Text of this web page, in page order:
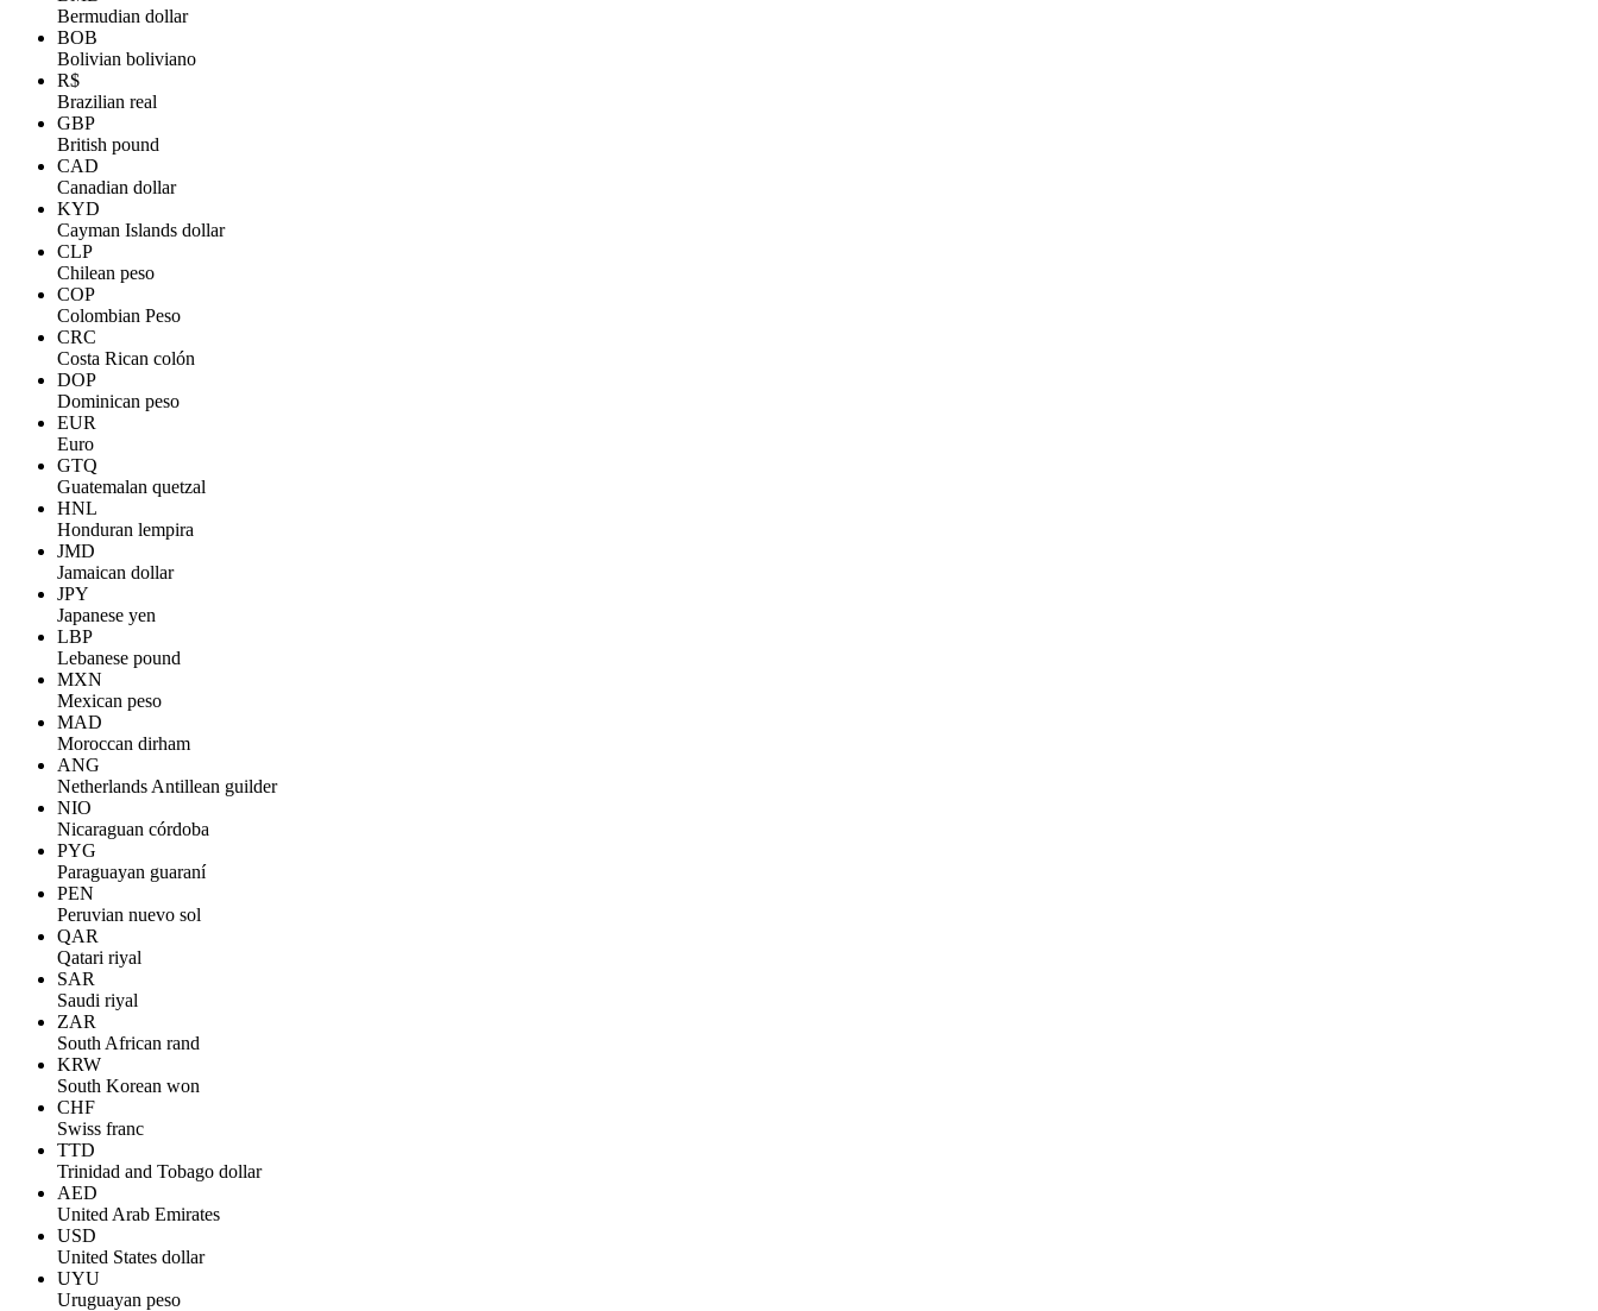
Bermudian dollar
BOB
Bolivian boliviano
R$
Brazilian real
GBP
British pound
CAD
Canadian dollar
KYD
Cayman Islands dollar
CLP
Chilean peso
COP
Colombian Peso
CRC
Costa Rican colón
DOP
Dominican peso
EUR
Euro
GTQ
Guatemalan quetzal
HNL
Honduran lempira
JMD
Jamaican dollar
JPY
Japanese yen
LBP
Lebanese pound
MXN
Mexican peso
MAD
Moroccan dirham
ANG
Netherlands Antillean guilder
NIO
Nicaraguan córdoba
PYG
Paraguayan guaraní
PEN
Peruvian nuevo sol
QAR
Qatari riyal
SAR
Saudi riyal
ZAR
South African rand
KRW
South Korean won
CHF
Swiss franc
TTD
Trinidad and Tobago dollar
AED
United Arab Emirates
USD
United States dollar
UYU
Uruguayan peso